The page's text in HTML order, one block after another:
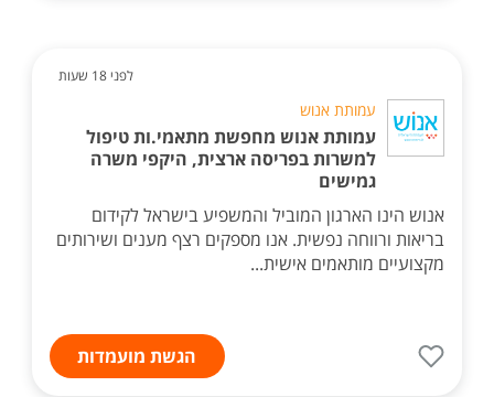
לפני 18 שעות
עמותת אנוש
עמותת אנוש מחפשת מתאמי.ות טיפול
למשרות בפריסה ארצית, היקפי משרה
גמישים
אנוש הינו הארגון המוביל והמשפיע בישראל לקידום
בריאות ורווחה נפשית. אנו מספקים רצף מענים ושירותים
מקצועיים מותאמים אישית...
הגשת מועמדות